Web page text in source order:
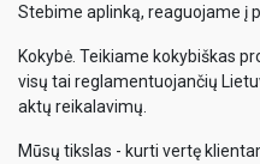
Stebime aplinką, reaguojame į
Kokybė. Teikiame kokybiškas
visų tai reglamentuojančių
aktų reikalavimų.
Mūsų tikslas - kurti vertę